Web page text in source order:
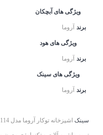
ویژگی های آبچکان
برند آروما
ویژگی های هود
برند آروما
ویژگی های سینک
برند آروما
سینک